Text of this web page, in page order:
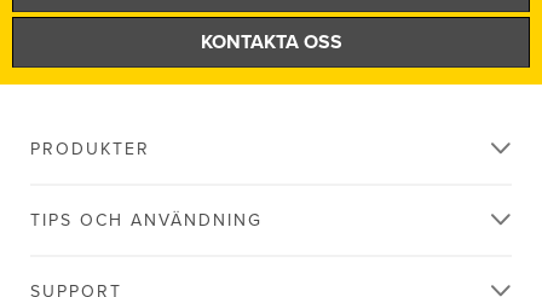
KONTAKTA OSS
PRODUKTER
TIPS OCH ANVÄNDNING
SUPPORT